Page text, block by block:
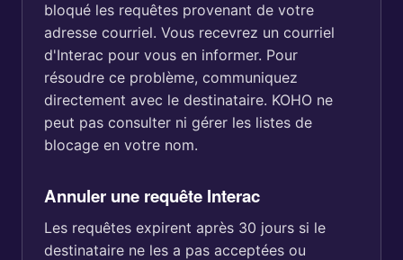
bloqué les requêtes provenant de votre
adresse courriel. Vous recevrez un courriel
d'Interac pour vous en informer. Pour
résoudre ce problème, communiquez
directement avec le destinataire. KOHO ne
peut pas consulter ni gérer les listes de
blocage en votre nom.
Annuler une requête Interac
Les requêtes expirent après 30 jours si le
destinataire ne les a pas acceptées ou